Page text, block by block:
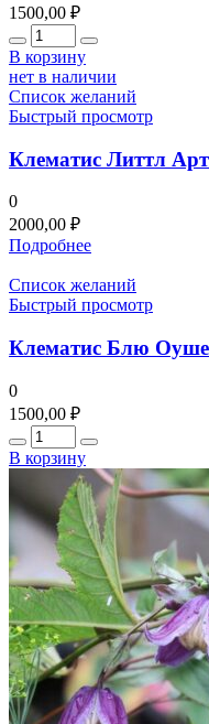
1500,00 ₽
Количество
В корзину
нет в наличии
Список желаний
Быстрый просмотр
Клематис Литтл
0
2000,00 ₽
Подробнее
Список желаний
Быстрый просмотр
Клематис Блю
0
1500,00 ₽
Количество
В корзину